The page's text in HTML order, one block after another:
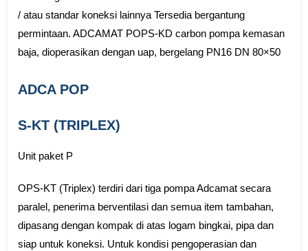
/ atau standar koneksi lainnya Tersedia bergantung
permintaan. ADCAMAT POPS-KD carbon pompa kemasan
baja, dioperasikan dengan uap, bergelang PN16 DN 80×50
ADCA POP
S-KT (TRIPLEX)
Unit paket P
OPS-KT (Triplex) terdiri dari tiga pompa Adcamat secara
paralel, penerima berventilasi dan semua item tambahan,
dipasang dengan kompak di atas logam bingkai, pipa dan
siap untuk koneksi. Untuk kondisi pengoperasian dan